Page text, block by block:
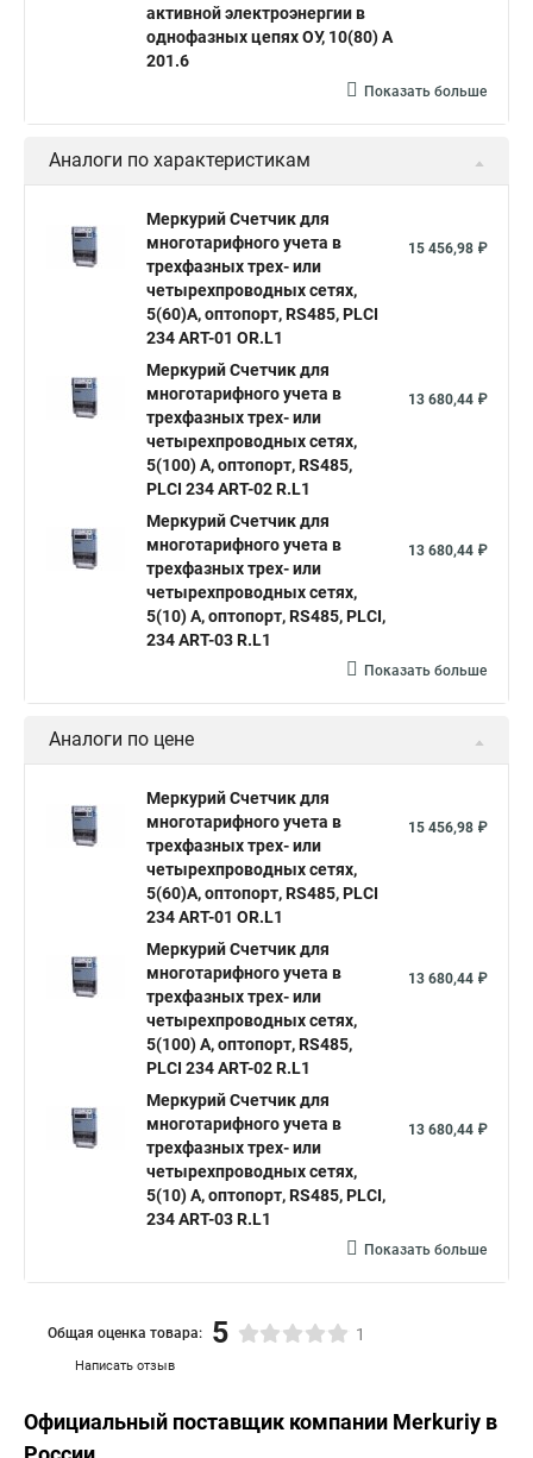
активной электроэнергии в
однофазных цепях ОУ, 10(80) А
201.6
Показать больше
Аналоги по характеристикам
Меркурий Счетчик для
многотарифного учета в
трехфазных трех- или
четырехпроводных сетях,
5(60)А, оптопорт, RS485, PLСI
234 ART-01 OR.L1
15 456,98 ₽
Mеркурий Счетчик для
многотарифного учета в
трехфазных трех- или
четырехпроводных сетях,
5(100) А, оптопорт, RS485,
PLСI 234 ART-02 R.L1
13 680,44 ₽
Mеркурий Счетчик для
многотарифного учета в
трехфазных трех- или
четырехпроводных сетях,
5(10) А, оптопорт, RS485, PLСI,
234 ART-03 R.L1
13 680,44 ₽
Показать больше
Аналоги по цене
Меркурий Счетчик для
многотарифного учета в
трехфазных трех- или
четырехпроводных сетях,
5(60)А, оптопорт, RS485, PLСI
234 ART-01 OR.L1
15 456,98 ₽
Mеркурий Счетчик для
многотарифного учета в
трехфазных трех- или
четырехпроводных сетях,
5(100) А, оптопорт, RS485,
PLСI 234 ART-02 R.L1
13 680,44 ₽
Mеркурий Счетчик для
многотарифного учета в
трехфазных трех- или
четырехпроводных сетях,
5(10) А, оптопорт, RS485, PLСI,
234 ART-03 R.L1
13 680,44 ₽
Показать больше
Написать отзыв
Общая оценка товара: 5 1
Официальный поставщик компании Merkuriy в